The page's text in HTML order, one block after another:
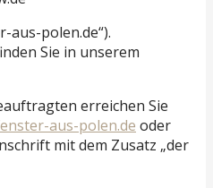
aus-polen.de“).
Sie in unserem
erreichen Sie
aus-polen.de oder
mit dem Zusatz „der